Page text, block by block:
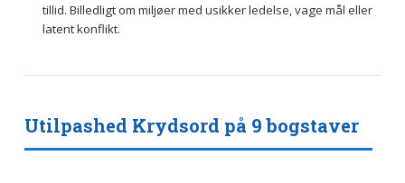
tillid. Billedligt om miljøer med usikker ledelse, vage mål eller
latent konflikt.
Utilpashed Krydsord på 9 bogstaver